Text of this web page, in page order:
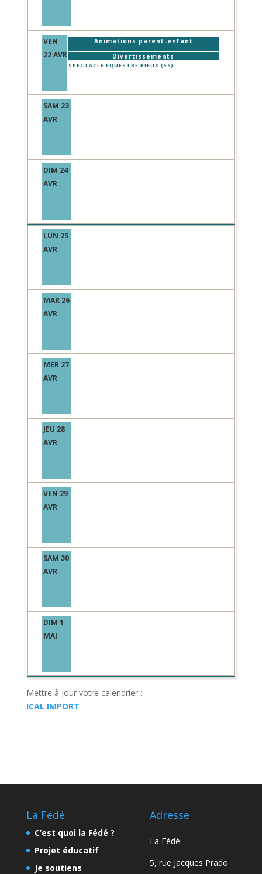
VEN
22 AVR
Animations parent-enfant
Divertissements
SPECTACLE ÉQUESTRE RIEUX (56)
SAM 23
AVR
DIM 24
AVR
LUN 25
AVR
MAR 26
AVR
MER 27
AVR
JEU 28
AVR
VEN 29
AVR
SAM 30
AVR
DIM 1
MAI
Mettre à jour votre calendrier :
ICAL IMPORT
La Fédé
C’est quoi la Fédé ?
Projet éducatif
Je soutiens
Adresse
La Fédé
5, rue Jacques Prado